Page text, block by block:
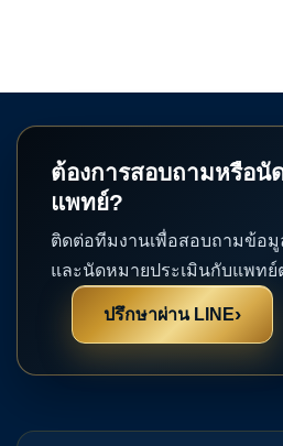
ต้องการสอบถามหรือนั
แพทย์?
ติดต่อทีมงานเพื่อสอบถามข้อมู
และนัดหมายประเมินกับแพทย์
ปรึกษาผ่าน LINE›